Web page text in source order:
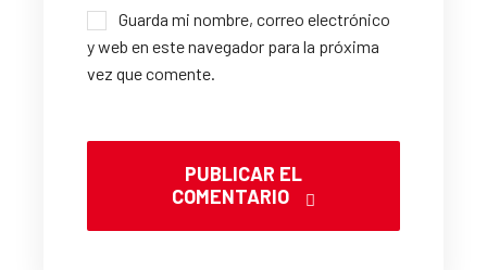
Guarda mi nombre, correo electrónico
y web en este navegador para la próxima
vez que comente.
PUBLICAR EL
COMENTARIO